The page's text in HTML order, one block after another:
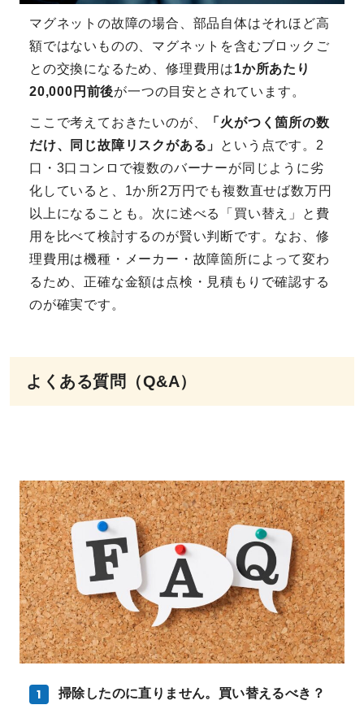
マグネットの故障の場合、部品自体はそれほど高
額ではないものの、マグネットを含むブロックご
との交換になるため、修理費用は1か所あたり
20,000円前後が一つの目安とされています。
ここで考えておきたいのが、
「火がつく箇所の数
だけ、同じ故障リスクがある」
という点です。2
口・3口コンロで複数のバーナーが同じように劣
化していると、1か所2万円でも複数直せば数万円
以上になることも。次に述べる「買い替え」と費
用を比べて検討するのが賢い判断です。なお、修
理費用は機種・メーカー・故障箇所によって変わ
るため、正確な金額は点検・見積もりで確認する
のが確実です。
よくある質問（Q&A）
掃除したのに直りません。買い替えるべき？